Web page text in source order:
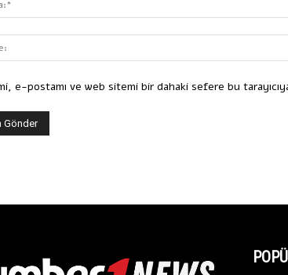
e-postamı ve web sitemi bir dahaki sefere bu